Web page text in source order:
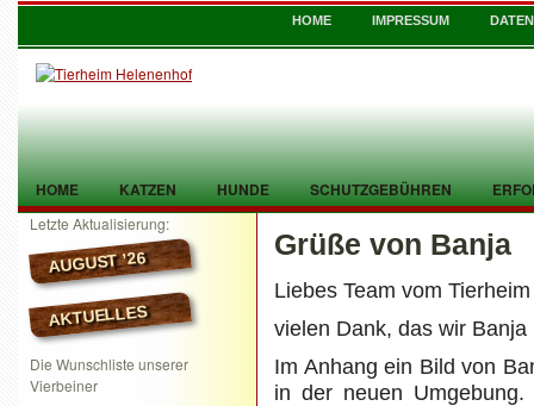
HOME IMPRESSUM
HOME KATZEN HUNDE SCHUTZGEBÜHREN
TIER GEFUNDEN KONTAKT
Letzte Aktualisierung:
AUGUST ’26
AKTUELLES
Die Wunschliste unserer
Vierbeiner
Grüße von Banja
Liebes Team vom
vielen Dank, das wir
Im Anhang ein Bild von
in der neuen